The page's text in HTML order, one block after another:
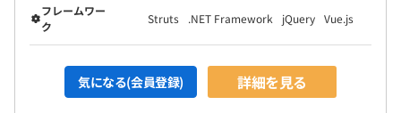
フレームワー
ク
Struts .NET Framework jQuery Vue.js
気になる(会員登録) 詳細を見る